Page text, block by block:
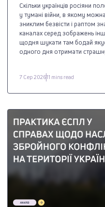
Скільки українців росіяни
у тумані війни, в якому
зниклим безвісти і раптом
каналах серед зображень
щодня шукати там бодай
одного дня отримати страшну
7 Сер 202611 mins read